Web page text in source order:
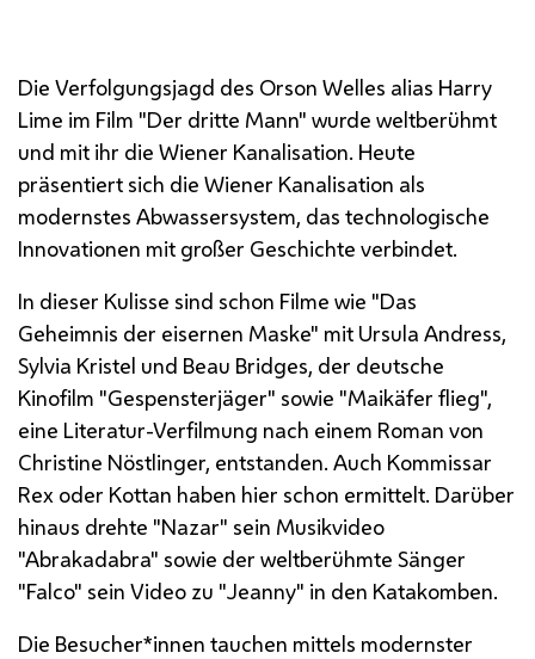
Die Verfolgungsjagd des Orson Welles alias Harry
Lime im Film "Der dritte Mann" wurde weltberühmt
und mit ihr die Wiener Kanalisation. Heute
präsentiert sich die Wiener Kanalisation als
modernstes Abwassersystem, das technologische
Innovationen mit großer Geschichte verbindet.
In dieser Kulisse sind schon Filme wie "Das
Geheimnis der eisernen Maske" mit Ursula Andress,
Sylvia Kristel und Beau Bridges, der deutsche
Kinofilm "Gespensterjäger" sowie "Maikäfer flieg",
eine Literatur-Verfilmung nach einem Roman von
Christine Nöstlinger, entstanden. Auch Kommissar
Rex oder Kottan haben hier schon ermittelt. Darüber
hinaus drehte "Nazar" sein Musikvideo
"Abrakadabra" sowie der weltberühmte Sänger
"Falco" sein Video zu "Jeanny" in den Katakomben.
Die Besucher*innen tauchen mittels modernster